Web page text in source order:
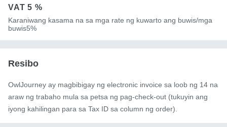
VAT5 %
Karaniwang kasama na sa mga rate ng kuwarto ang buwis/mga
buwis5%
Resibo
OwlJourney ay magbibigay ng electronic invoice sa loob ng 14 na
araw ng trabaho mula sa petsa ng pag-check-out (tukuyin ang
iyong kahilingan para sa Tax ID sa column ng order).